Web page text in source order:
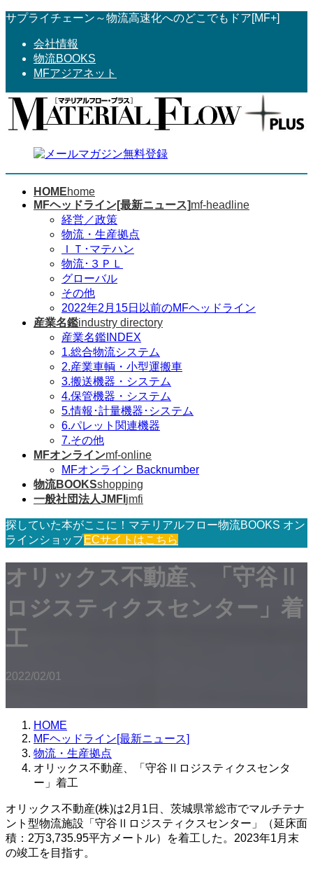
コ
へ
ス
ナ
ョ
ン
サプライチェーン～物流高速化へのどこでもドア[MF+]
会社情報
物流BOOKS
MFアジアネット
HOMEhome
MFヘッドライン[最新ニュース]mf-headline
経営／政策
物流・生産拠点
ＩＴ･マテハン
物流･３ＰＬ
グローバル
その他
2022年2月15日以前のMFヘッドライン
産業名鑑industry directory
産業名鑑INDEX
1.総合物流システム
2.産業車輌・小型運搬車
3.搬送機器・システム
4.保管機器・システム
5.情報･計量機器･システム
6.パレット関連機器
7.その他
MFオンラインmf-online
MFオンライン Backnumber
物流BOOKSshopping
一般社団法人JMFI jmfi
探していた本がここに！マテリアルフロー物流BOOKS オン
ラインショップECサイトはこちら
オリックス不動産、「守谷Ⅱ
ロジスティクスセンター」着
工
2022/02/01
HOME
MFヘッドライン[最新ニュース]
物流・生産拠点
オリックス不動産、「守谷Ⅱロジスティクスセンタ
ー」着工
オリックス不動産(株)は2月1日、茨城県常総市でマルチテナ
ント型物流施設「守谷Ⅱロジスティクスセンター」（延床面
積：2万3,735.95平方メートル）を着工した。2023年1月末
の竣工を目指す。